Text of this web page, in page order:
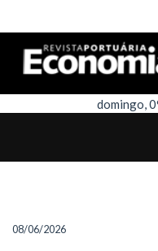
domingo,
08/06/2026